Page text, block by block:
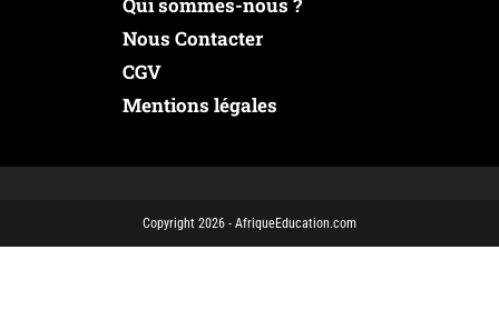
Nous Contacter
CGV
Mentions légales
Copyright 2026 - AfriqueEducation.com